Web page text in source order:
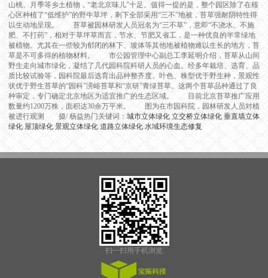
山桃、月季等乡土植物，“老北京味儿”十足。值得一提的是，整个园区除了在核
心区种植了“低维护”的野牛草坪，剩下全部采用“三不”地被，苔草强耐阴特性得
以生动地呈现。 苔草被园林研发人员冠名为“三不草”，意即“不浇水、不施
肥、不打药”，相对于草坪草而言，节水、节肥又省工，是一种优良的半常绿地
被植物。尤其在一些较为郁闭的林下、坡体等其他地被植物难以生长的地方，苔
草是不可多得的植物材料。 市公园管理中心副总工李延明介绍，苔草从山间
野生走向城市绿化，凝结了几代园科院科研人员的心血。经多年栽培、选育、品
质比较试验等，园科院最后选育出品种整齐度、叶色、株型优于野生种，景观性
状优于野生苔草的“园科”涝峪苔草和“京研”青绿苔草。这两个苔草品种通过了良
种审定，专门确定北京地区为适宜推广的生态区域。 目前北京苔草推广应用
数量约1200万株，面积达30余万平米。 图为在市园科院，园林研发人员对植
被进行观测 摄/ 杨益热门关键词： 城市立体绿化 立交桥立体绿化 垂直墙立体
绿化 屋顶绿化 景观立体绿化 道路立体绿化 水域环境生态修复
扫一扫用手机浏览